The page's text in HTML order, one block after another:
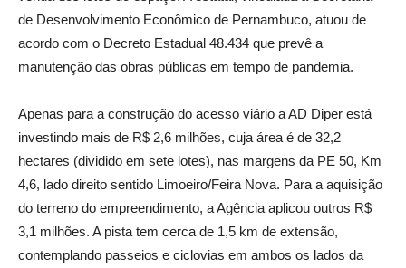
de Desenvolvimento Econômico de Pernambuco, atuou de
acordo com o Decreto Estadual 48.434 que prevê a
manutenção das obras públicas em tempo de pandemia.
Apenas para a construção do acesso viário a AD Diper está
investindo mais de R$ 2,6 milhões, cuja área é de 32,2
hectares (dividido em sete lotes), nas margens da PE 50, Km
4,6, lado direito sentido Limoeiro/Feira Nova. Para a aquisição
do terreno do empreendimento, a Agência aplicou outros R$
3,1 milhões. A pista tem cerca de 1,5 km de extensão,
contemplando passeios e ciclovias em ambos os lados da